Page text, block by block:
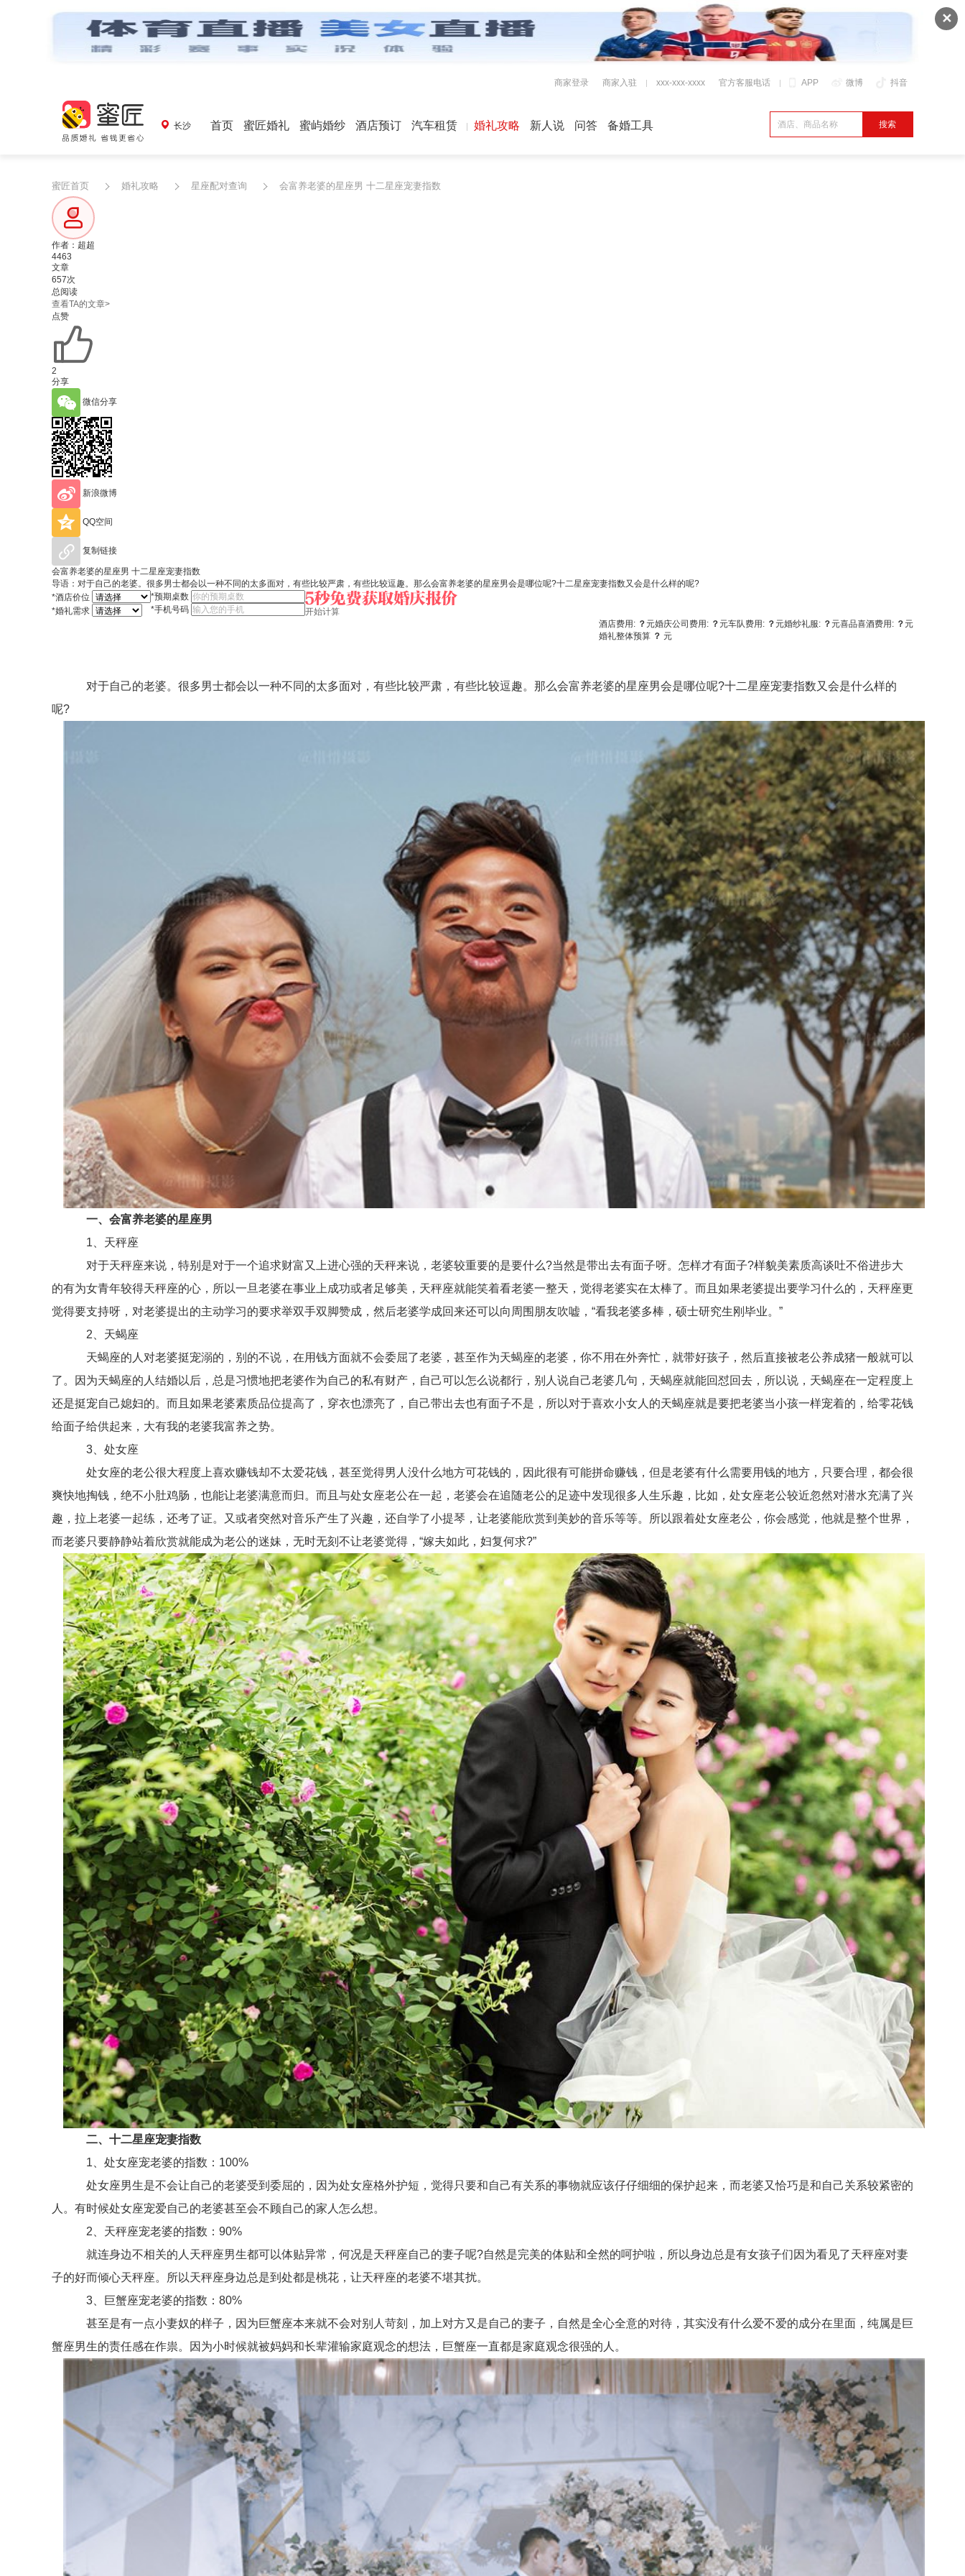
✕
APP 微博 抖音
商家登录 商家入驻 xxx-xxx-xxxx 官方客服电话
长沙 首页 蜜匠婚礼 蜜屿婚纱 酒店预订 汽车租赁 婚礼攻略 新人说 问答 备婚工具
蜜匠首页 婚礼攻略 星座配对查询 会富养老婆的星座男 十二星座宠妻指数
作者：超超
4463
文章
657次
总阅读
查看TA的文章>
点赞
2
分享
微信分享
新浪微博
QQ空间
复制链接
会富养老婆的星座男 十二星座宠妻指数
导语：对于自己的老婆。很多男士都会以一种不同的太多面对，有些比较严肃，有些比较逗趣。那么会富养老婆的星座男会是哪位呢?十二星座宠妻指数又会是什么样的呢?
*酒店价位
*婚礼需求
*预期桌数
*手机号码
开始计算
酒店费用: ？元婚庆公司费用: ？元车队费用: ？元婚纱礼服: ？元喜品喜酒费用: ？元
婚礼整体预算 ？ 元
对于自己的老婆。很多男士都会以一种不同的太多面对，有些比较严肃，有些比较逗趣。那么会富养老婆的星座男会是哪位呢?十二星座宠妻指数又会是什么样的
呢?
一、会富养老婆的星座男
1、天秤座
对于天秤座来说，特别是对于一个追求财富又上进心强的天秤来说，老婆较重要的是要什么?当然是带出去有面子呀。怎样才有面子?样貌美素质高谈吐不俗进步大
的有为女青年较得天秤座的心，所以一旦老婆在事业上成功或者足够美，天秤座就能笑着看老婆一整天，觉得老婆实在太棒了。而且如果老婆提出要学习什么的，天秤座更
觉得要支持呀，对老婆提出的主动学习的要求举双手双脚赞成，然后老婆学成回来还可以向周围朋友吹嘘，“看我老婆多棒，硕士研究生刚毕业。”
2、天蝎座
天蝎座的人对老婆挺宠溺的，别的不说，在用钱方面就不会委屈了老婆，甚至作为天蝎座的老婆，你不用在外奔忙，就带好孩子，然后直接被老公养成猪一般就可以
了。因为天蝎座的人结婚以后，总是习惯地把老婆作为自己的私有财产，自己可以怎么说都行，别人说自己老婆几句，天蝎座就能回怼回去，所以说，天蝎座在一定程度上
还是挺宠自己媳妇的。而且如果老婆素质品位提高了，穿衣也漂亮了，自己带出去也有面子不是，所以对于喜欢小女人的天蝎座就是要把老婆当小孩一样宠着的，给零花钱
给面子给供起来，大有我的老婆我富养之势。
3、处女座
处女座的老公很大程度上喜欢赚钱却不太爱花钱，甚至觉得男人没什么地方可花钱的，因此很有可能拼命赚钱，但是老婆有什么需要用钱的地方，只要合理，都会很
爽快地掏钱，绝不小肚鸡肠，也能让老婆满意而归。而且与处女座老公在一起，老婆会在追随老公的足迹中发现很多人生乐趣，比如，处女座老公较近忽然对潜水充满了兴
趣，拉上老婆一起练，还考了证。又或者突然对音乐产生了兴趣，还自学了小提琴，让老婆能欣赏到美妙的音乐等等。所以跟着处女座老公，你会感觉，他就是整个世界，
而老婆只要静静站着欣赏就能成为老公的迷妹，无时无刻不让老婆觉得，“嫁夫如此，妇复何求?”
二、十二星座宠妻指数
1、处女座宠老婆的指数：100%
处女座男生是不会让自己的老婆受到委屈的，因为处女座格外护短，觉得只要和自己有关系的事物就应该仔仔细细的保护起来，而老婆又恰巧是和自己关系较紧密的
人。有时候处女座宠爱自己的老婆甚至会不顾自己的家人怎么想。
2、天秤座宠老婆的指数：90%
就连身边不相关的人天秤座男生都可以体贴异常，何况是天秤座自己的妻子呢?自然是完美的体贴和全然的呵护啦，所以身边总是有女孩子们因为看见了天秤座对妻
子的好而倾心天秤座。所以天秤座身边总是到处都是桃花，让天秤座的老婆不堪其扰。
3、巨蟹座宠老婆的指数：80%
甚至是有一点小妻奴的样子，因为巨蟹座本来就不会对别人苛刻，加上对方又是自己的妻子，自然是全心全意的对待，其实没有什么爱不爱的成分在里面，纯属是巨
蟹座男生的责任感在作祟。因为小时候就被妈妈和长辈灌输家庭观念的想法，巨蟹座一直都是家庭观念很强的人。